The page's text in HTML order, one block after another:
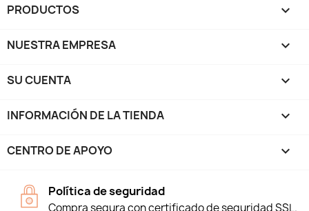
PRODUCTOS 
NUESTRA EMPRESA 
SU CUENTA 
INFORMACIÓN DE LA TIENDA keyboard_arrow_down
CENTRO DE APOYO 
Política de seguridad
Compra segura con certificado de seguridad SSL.